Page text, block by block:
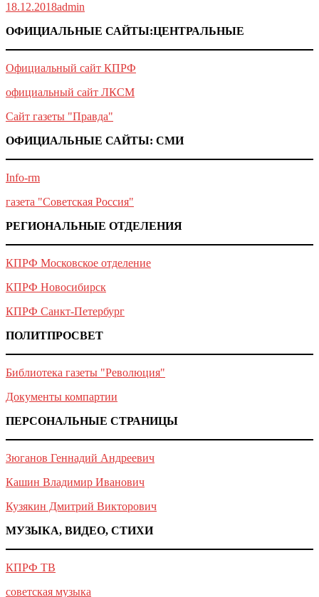
18.12.2018admin
ОФИЦИАЛЬНЫЕ САЙТЫ:ЦЕНТРАЛЬНЫЕ
Официальный сайт КПРФ
официальный сайт ЛКСМ
Сайт газеты "Правда"
ОФИЦИАЛЬНЫЕ САЙТЫ: СМИ
Info-rm
газета "Советская Россия"
РЕГИОНАЛЬНЫЕ ОТДЕЛЕНИЯ
КПРФ Московское отделение
КПРФ Новосибирск
КПРФ Санкт-Петербург
ПОЛИТПРОСВЕТ
Библиотека газеты "Революция"
Документы компартии
ПЕРСОНАЛЬНЫЕ СТРАНИЦЫ
Зюганов Геннадий Андреевич
Кашин Владимир Иванович
Кузякин Дмитрий Викторович
МУЗЫКА, ВИДЕО, СТИХИ
КПРФ ТВ
советская музыка